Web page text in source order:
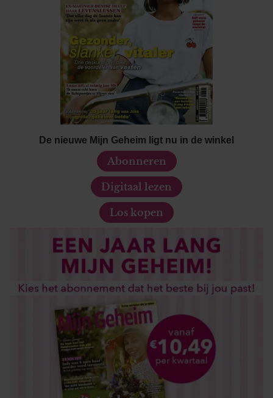
De nieuwe Mijn Geheim ligt nu in de winkel
Abonneren
Digitaal lezen
Los kopen